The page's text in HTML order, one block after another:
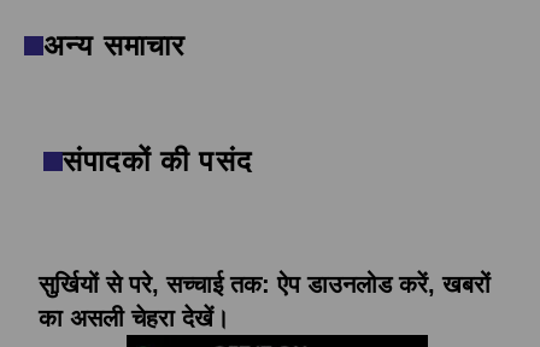
अन्य समाचार
संपादकों की पसंद
सुर्खियों से परे, सच्चाई तक: ऐप डाउनलोड करें, खबरों
का असली चेहरा देखें।